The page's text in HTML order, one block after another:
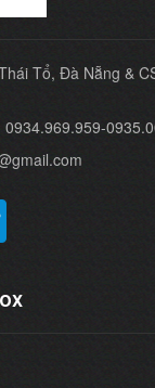
Tổ, Đà Nẵng &